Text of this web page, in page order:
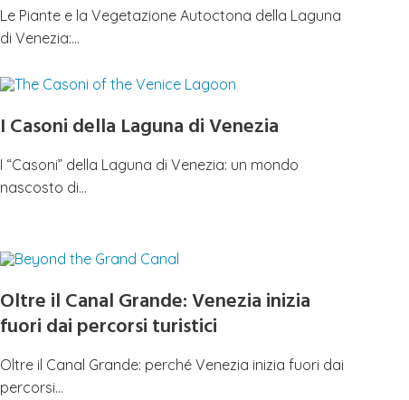
Le Piante e la Vegetazione Autoctona della Laguna
di Venezia:…
I Casoni della Laguna di Venezia
I “Casoni” della Laguna di Venezia: un mondo
nascosto di…
Oltre il Canal Grande: Venezia inizia
fuori dai percorsi turistici
Oltre il Canal Grande: perché Venezia inizia fuori dai
percorsi…